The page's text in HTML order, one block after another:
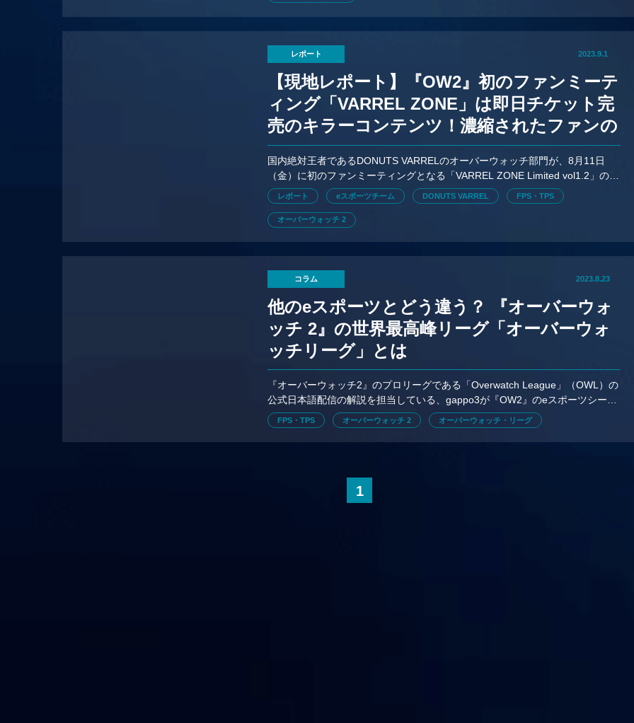
レポート 2023.9.1
【現地レポート】『OW2』初のファンミーテ
ィング「VARREL ZONE」は即日チケット完
売のキラーコンテンツ！濃縮されたファンの
想いに応えきった濃厚イベントをレポート
国内絶対王者であるDONUTS VARRELのオーバーウォッチ部門が、8月11日
（金）に初のファンミーティングとなる「VARREL ZONE Limited vol1.2」の現
地レポートをお届け！
レポート eスポーツチーム DONUTS VARREL FPS・TPS
オーバーウォッチ 2
コラム 2023.8.23
他のeスポーツとどう違う？ 『オーバーウォ
ッチ 2』の世界最高峰リーグ「オーバーウォ
ッチリーグ」とは
『オーバーウォッチ2』のプロリーグである「Overwatch League」（OWL）の
公式日本語配信の解説を担当している、gappo3が『OW2』のeスポーツシーン
の魅力をご紹介！ 第1回は「OWL」の仕組みについて。
FPS・TPS オーバーウォッチ 2 オーバーウォッチ・リーグ
1